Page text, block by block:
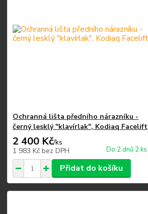
Ochranná lišta předního nárazníku -
černý lesklý "klavírlak", Kodiaq Facelift
2 400 Kč/ks
1 983 Kčbez DPH Do 2 dnů 2 ks
Přidat do košíku